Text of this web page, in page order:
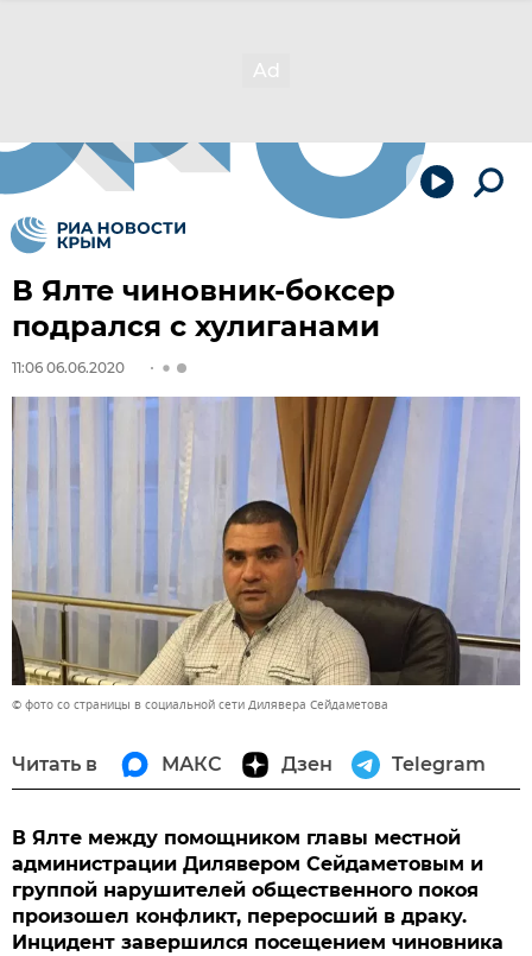
В Ялте чиновник-боксер
подрался с хулиганами
11:06 06.06.2020
© фото со страницы в социальной сети Дилявера Сейдаметова
Читать в МАКС Дзен Telegram
В Ялте между помощником главы местной
администрации Дилявером Сейдаметовым и
группой нарушителей общественного покоя
произошел конфликт, переросший в драку.
Инцидент завершился посещением чиновника